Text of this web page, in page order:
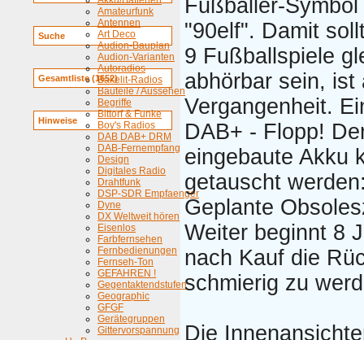
Amateurfunk
Antennen
Art Deco
Audion-Bauplan
Audion-Varianten
Autoradios
Bakelit-Radios
Bauteile / Aussehen
Begriffe
Bittorf & Funke
Boy's Radios
DAB DAB+ DRM
DAB-Fernempfang
Design
Digitales Radio
Drahtfunk
DSP-SDR Empfaenger
Dyne
DX Weltweit hören
Eisenlos
Farbfernsehen
Fernbedienungen
Fernseh-Ton
GEFAHREN !
Gegentaktendstufen
Geographic
GFGF
Gerätegruppen
Gittervorspannung
Suche
Gesamtliste (1652)
Hinweise
Fußballer-Symbol
"90elf". Damit
9 Fußballspiele
abhörbar sein, ist
Vergangenheit.
DAB+ - Flopp!
eingebaute Akku
getauscht
Geplante
Weiter beginnt 8
nach Kauf die
schmierig zu
Die